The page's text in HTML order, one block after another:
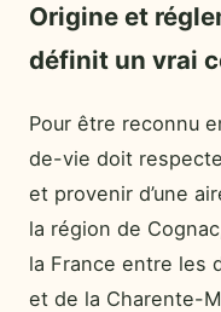
Origine et
définit un vrai
Pour être reconnu
de-vie doit
et provenir d’une
la région de
la France entre les
et de la Charente-